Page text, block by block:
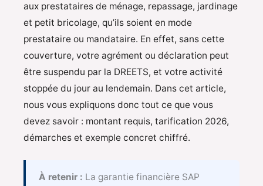
aux prestataires de ménage, repassage, jardinage
et petit bricolage, qu’ils soient en mode
prestataire ou mandataire. En effet, sans cette
couverture, votre agrément ou déclaration peut
être suspendu par la DREETS, et votre activité
stoppée du jour au lendemain. Dans cet article,
nous vous expliquons donc tout ce que vous
devez savoir : montant requis, tarification 2026,
démarches et exemple concret chiffré.
À retenir : La garantie financière SAP